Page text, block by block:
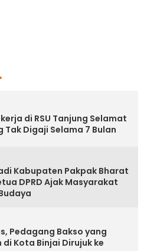
di RSU Tanjung Selamat
Tak Digaji Selama 7 Bulan
Kabupaten Pakpak Bharat
DPRD Ajak Masyarakat
Pedagang Bakso yang
Kota Binjai Dirujuk ke